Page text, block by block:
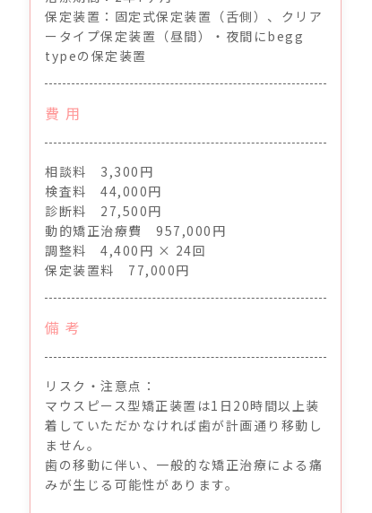
保定装置：固定式保定装置（舌側）、クリア
ータイプ保定装置（昼間）・夜間にbegg
typeの保定装置
費 用
相談料 3,300円
検査料 44,000円
診断料 27,500円
動的矯正治療費 957,000円
調整料 4,400円 × 24回
保定装置料 77,000円
備 考
リスク・注意点：
マウスピース型矯正装置は1日20時間以上装
着していただかなければ歯が計画通り移動し
ません。
歯の移動に伴い、一般的な矯正治療による痛
みが生じる可能性があります。